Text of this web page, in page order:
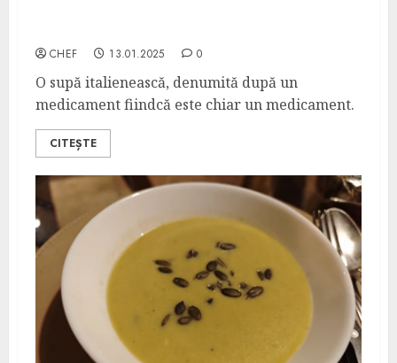
CHEF 13.01.2025 0
O supă italienească, denumită după un
medicament fiindcă este chiar un medicament.
CITEȘTE